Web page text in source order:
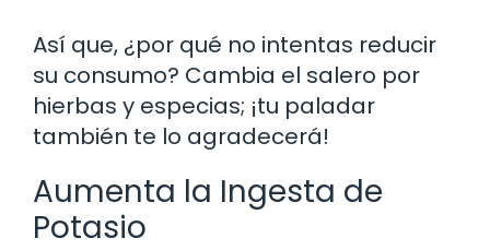
Así que, ¿por qué no intentas reducir
su consumo? Cambia el salero por
hierbas y especias; ¡tu paladar
también te lo agradecerá!
Aumenta la Ingesta de
Potasio